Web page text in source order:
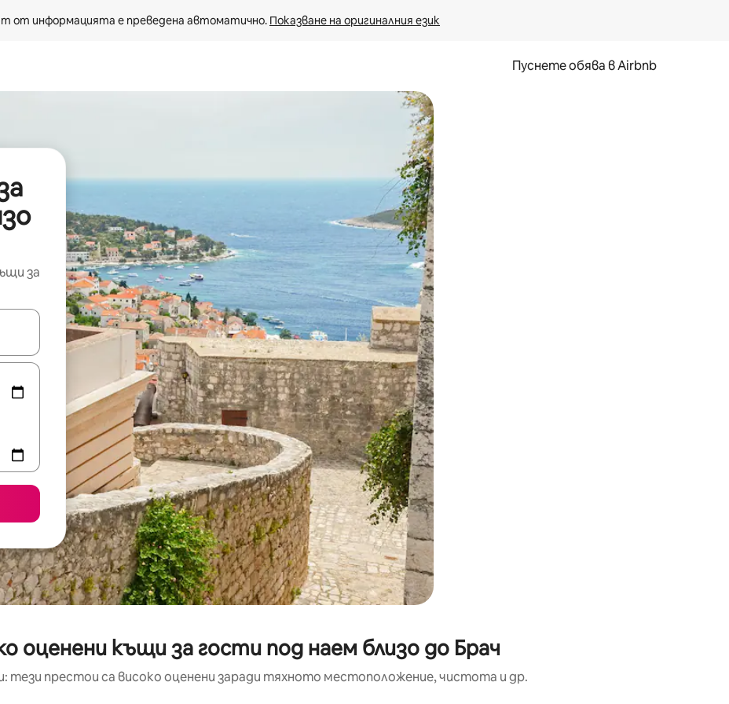
от информацията е преведена автоматично. Показване на оригиналния език
Пуснете обява в Airbnb
за
клавишите със стрелки нагоре и надолу или навигирайте с докосване или плъзгане.
оценени къщи за гости под наем близо до Брач
тези престои са високо оценени заради тяхното местоположение, чистота и др.